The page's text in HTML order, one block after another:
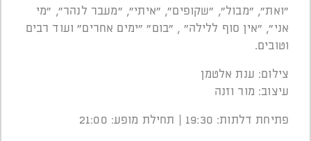
״ואת״, ״מבול״, ״שקופים״, ״איתי״, ״מעבר לנהר״, ״מי
אני״, "אין סוף ללילה" , "בום" "ימים אחרים" ועוד רבים
וטובים.
צילום: ענת אלטמן
עיצוב: מור וזנה
פתיחת דלתות: 19:30 | תחילת מופע: 21:00